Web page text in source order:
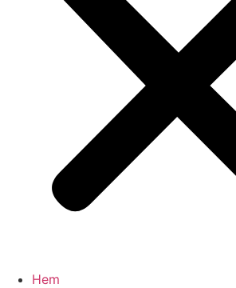
Hem